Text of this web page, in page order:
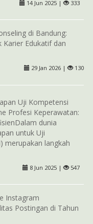
14 Jun 2025 | 333
di Bandung:
Karier Edukatif dan
29 Jan 2026 | 130
Uji Kompetensi
Profesi Keperawatan:
dunia
untuk Uji
merupakan langkah
8 Jun 2025 | 547
Instagram
Postingan di Tahun